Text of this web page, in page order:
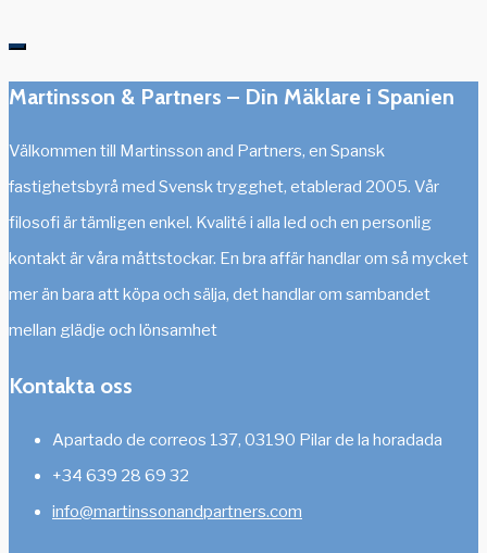
Martinsson & Partners – Din Mäklare i Spanien
Välkommen till Martinsson and Partners, en Spansk
fastighetsbyrå med Svensk trygghet, etablerad 2005. Vår
filosofi är tämligen enkel. Kvalité i alla led och en personlig
kontakt är våra måttstockar. En bra affär handlar om så mycket
mer än bara att köpa och sälja, det handlar om sambandet
mellan glädje och lönsamhet
Kontakta oss
Apartado de correos 137, 03190 Pilar de la horadada
+34 639 28 69 32
info@martinssonandpartners.com